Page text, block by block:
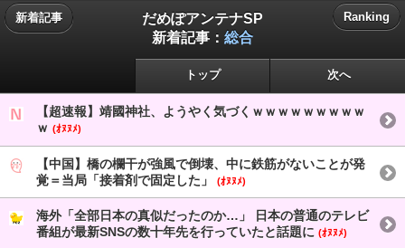
新着記事
だめぽアンテナSP
新着記事： 総合
Ranking
トップ 次へ
【超速報】靖國神社、ようやく気づくｗｗｗｗｗｗｗｗｗ
ｗ (ｵﾇﾇﾒ)
【中国】橋の欄干が強風で倒壊、中に鉄筋がないことが発
覚＝当局「接着剤で固定した」
(ｵﾇﾇﾒ)
海外「全部日本の真似だったのか…」 日本の普通のテレビ
番組が最新SNSの数十年先を行っていたと話題に (ｵﾇﾇﾒ)